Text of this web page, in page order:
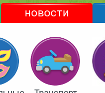
новости